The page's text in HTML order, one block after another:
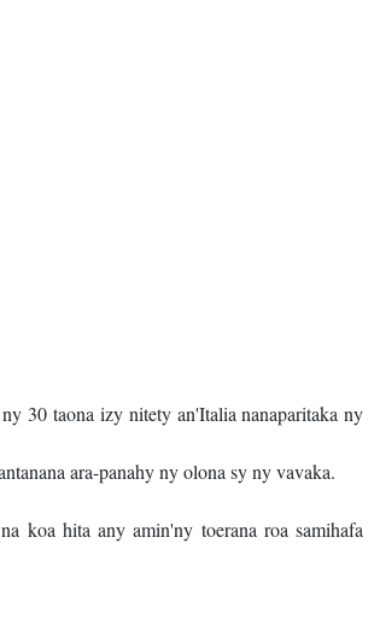
30 taona izy nitety an'Italia nanaparitaka ny
ara-panahy ny olona sy ny vavaka.
koa hita any amin'ny toerana roa samihafa